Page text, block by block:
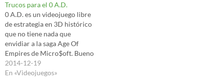
atención, y las orejas mas o
menos sí, por eso lo de oír
podcast/radio/música, pero…
Trucos para el 0 A.D.
0 A.D. es un videojuego libre
de estrategia en 3D histórico
que no tiene nada que
envidiar a la saga Age Of
Empires de Micro$oft. Bueno
supongo que conoces este
gran juego para Linux y que
2014-12-19
En «Videojuegos»